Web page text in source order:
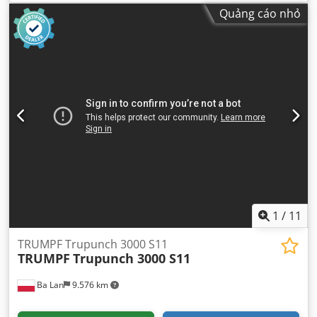
chiều cao làm việc:2.540 mm, đường kính đột lỗ:76 mm,
độ dày tấm (tối đa):
Quảng cáo nhỏ
1 / 11
Ba Lan 9.576 km
TRUMPF Trupunch 3000 S11
TRUMPF Trupunch 3000 S11